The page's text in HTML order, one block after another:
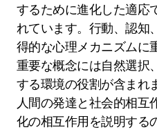
するために進化した適応
れています。行動、認知
得的な心理メカニズムに
重要な概念には自然選択
する環境の役割が含まれ
人間の発達と社会的相互
化の相互作用を説明する